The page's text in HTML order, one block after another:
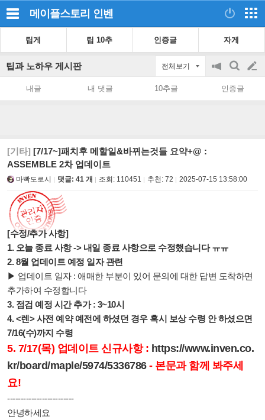
메이플스토리 인벤
팁게 팁 10추 인증글 자게
팁과 노하우 게시판 전체보기
공
on/off
검
색
글
쓰
내글 내 댓글 10추글 인증글
[기타] [7/17~]패치후 메할일&바뀌는것들 요약+@ :
ASSEMBLE 2차 업데이트
마빡도로시 댓글: 41 개 조회: 110451 추천: 72 2025-07-15 13:58:00
[수정/추가 사항]
1. 오늘 종료 사항 -> 내일 종료 사항으로 수정했습니다 ㅠㅠ
2. 8월 업데이트 예정 일자 관련
▶ 업데이트 일자 : 애매한 부분이 있어 문의에 대한 답변 도착하면
추가하여 수정합니다
3. 점검 예정 시간 추가 : 3~10시
4.<렌> 사전 예약 예전에 하셨던 경우 혹시 보상 수령 안 하셨으면
7/16(수)까지 수령
5. 7/17(목) 업데이트 신규사항 : https://www.inven.co.
kr/board/maple/5974/5336786- 본문과 함께 봐주세
요!
-------------------------
안녕하세요